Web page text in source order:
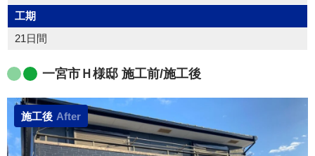
工期
21日間
一宮市Ｈ様邸 施工前/施工後
施工後 After